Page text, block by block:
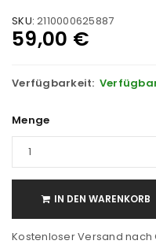
SKU: 2110000625887
59,00 €
Verfügbarkeit:
Menge
IN DEN WARENKORB
Kostenloser Versand